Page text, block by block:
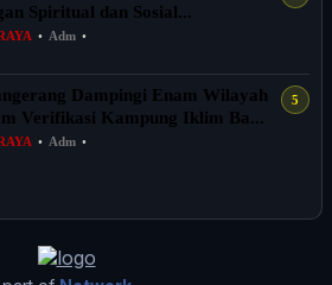
Spiritual dan Sosial...
• Adm •
Dampingi Enam Wilayah
Verifikasi Kampung Iklim Ba...
• Adm •